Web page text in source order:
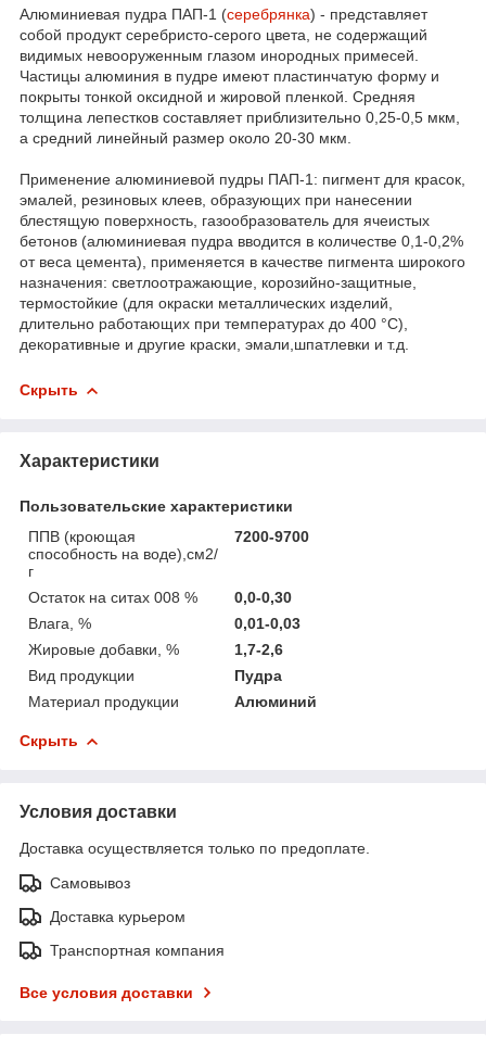
Алюминиевая пудра ПАП-1 (серебрянка) - представляет
собой продукт серебристо-серого цвета, не содержащий
видимых невооруженным глазом инородных примесей.
Частицы алюминия в пудре имеют пластинчатую форму и
покрыты тонкой оксидной и жировой пленкой. Средняя
толщина лепестков составляет приблизительно 0,25-0,5 мкм,
а средний линейный размер около 20-30 мкм.
Применение алюминиевой пудры ПАП-1: пигмент для красок,
эмалей, резиновых клеев, образующих при нанесении
блестящую поверхность, газообразователь для ячеистых
бетонов (алюминиевая пудра вводится в количестве 0,1-0,2%
от веса цемента), применяется в качестве пигмента широкого
назначения: светлоотражающие, корозийно-защитные,
термостойкие (для окраски металлических изделий,
длительно работающих при температурах до 400 °С),
декоративные и другие краски, эмали,шпатлевки и т.д.
Скрыть
Характеристики
Пользовательские характеристики
ППВ (кроющая
способность на воде),см2/
г
7200-9700
Остаток на ситах 008 %
0,0-0,30
Влага, %
0,01-0,03
Жировые добавки, %
1,7-2,6
Вид продукции
Пудра
Материал продукции
Алюминий
Скрыть
Условия доставки
Доставка осуществляется только по предоплате.
Самовывоз
Доставка курьером
Транспортная компания
Все условия доставки